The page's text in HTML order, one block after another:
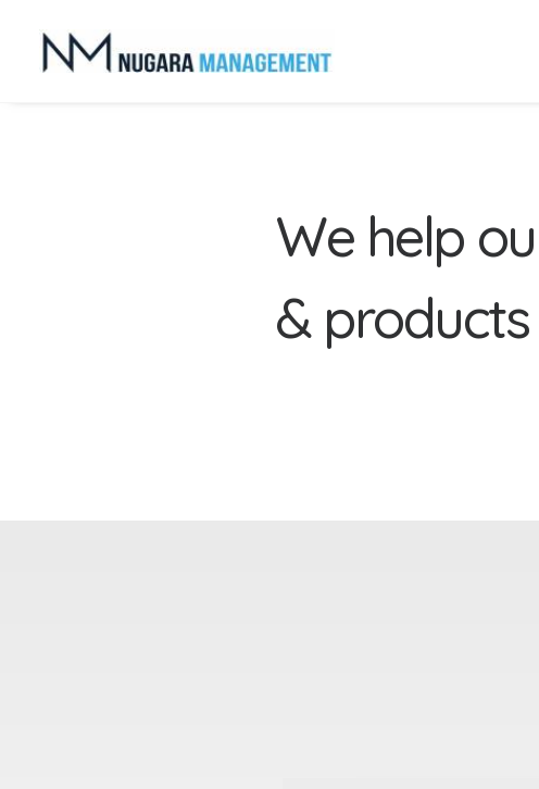
We help ou
& products